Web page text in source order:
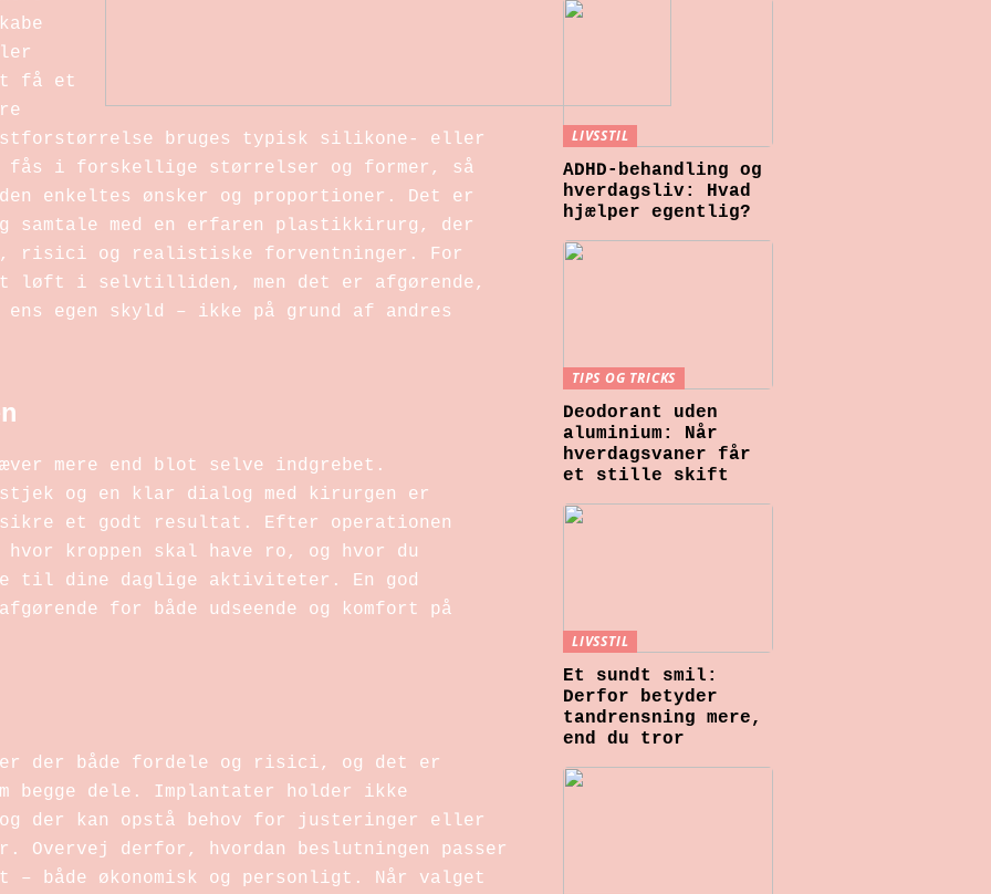
få et
bruges typisk silikone- eller
fås i forskellige størrelser og former, så
enkeltes ønsker og proportioner. Det er
samtale med en erfaren plastikkirurg, der
risici og realistiske forventninger. For
et løft i selvtilliden, men det er afgørende,
egen skyld – ikke på grund af andres
mere end blot selve indgrebet.
og en klar dialog med kirurgen er
et godt resultat. Efter operationen
kroppen skal have ro, og hvor du
til dine daglige aktiviteter. En god
for både udseende og komfort på
er der både fordele og risici, og det er
begge dele. Implantater holder ikke
der kan opstå behov for justeringer eller
Overvej derfor, hvordan beslutningen passer
økonomisk og personligt. Når valget
LIVSSTIL
ADHD-behandling og
hverdagsliv: Hvad
hjælper egentlig?
TIPS OG TRICKS
Deodorant uden
aluminium: Når
hverdagsvaner får
et stille skift
LIVSSTIL
Et sundt smil:
Derfor betyder
tandrensning mere,
end du tror